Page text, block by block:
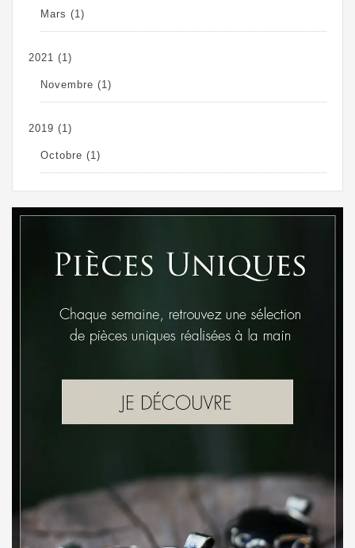
Mars (1)
2021 (1)
Novembre (1)
2019 (1)
Octobre (1)